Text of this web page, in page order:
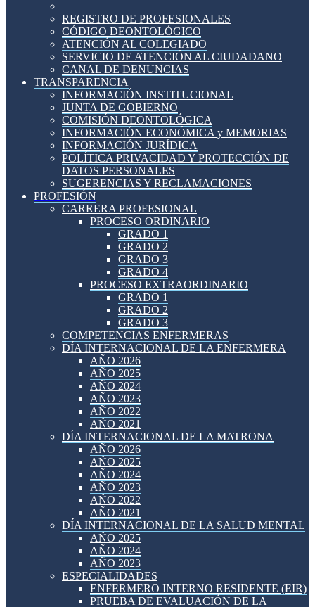
REGISTRO DE PROFESIONALES
CÓDIGO DEONTOLÓGICO
ATENCIÓN AL COLEGIADO
SERVICIO DE ATENCIÓN AL CIUDADANO
CANAL DE DENUNCIAS
TRANSPARENCIA
INFORMACIÓN INSTITUCIONAL
JUNTA DE GOBIERNO
COMISIÓN DEONTOLÓGICA
INFORMACIÓN ECONÓMICA y MEMORIAS
INFORMACIÓN JURÍDICA
POLÍTICA PRIVACIDAD Y PROTECCIÓN DE
DATOS PERSONALES
SUGERENCIAS Y RECLAMACIONES
PROFESIÓN
CARRERA PROFESIONAL
PROCESO ORDINARIO
GRADO 1
GRADO 2
GRADO 3
GRADO 4
PROCESO EXTRAORDINARIO
GRADO 1
GRADO 2
GRADO 3
COMPETENCIAS ENFERMERAS
DÍA INTERNACIONAL DE LA ENFERMERA
AÑO 2026
AÑO 2025
AÑO 2024
AÑO 2023
AÑO 2022
AÑO 2021
DÍA INTERNACIONAL DE LA MATRONA
AÑO 2026
AÑO 2025
AÑO 2024
AÑO 2023
AÑO 2022
AÑO 2021
DÍA INTERNACIONAL DE LA SALUD MENTAL
AÑO 2025
AÑO 2024
AÑO 2023
ESPECIALIDADES
ENFERMERO INTERNO RESIDENTE (EIR)
PRUEBA DE EVALUACIÓN DE LA